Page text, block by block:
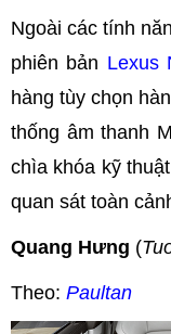
Ngoài các tính
phiên bản Lexus
hàng tùy chọn
thống âm thanh
chìa khóa kỹ
quan sát toàn
Quang Hưng (
Theo: Paultan